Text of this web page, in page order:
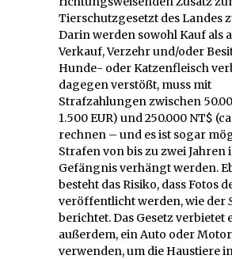
Tierschutzgesetzt des Landes
Darin werden sowohl Kauf als
Verkauf, Verzehr und/oder
Hunde- oder Katzenfleisch
dagegen verstößt, muss mit
Strafzahlungen zwischen
1.500 EUR) und 250.000 NT$
rechnen – und es ist sogar
Strafen von bis zu zwei Jahren
Gefängnis verhängt werden.
besteht das Risiko, dass Fotos
veröffentlicht werden, wie der
berichtet. Das Gesetz verbietet
außerdem, ein Auto oder
verwenden, um die Haustiere